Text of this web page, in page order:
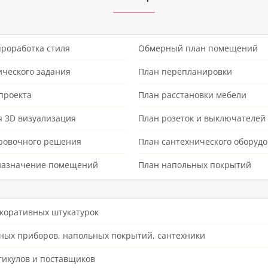
стиля
задания
визуализация
решения
помещений
Обмерный план помещений
План перепланировки
План расстановки мебели
План розеток и выключателей
План сантехнического
План напольных покрытий
штукатурок
приборов, напольных покрытий, сантехники
и поставщиков